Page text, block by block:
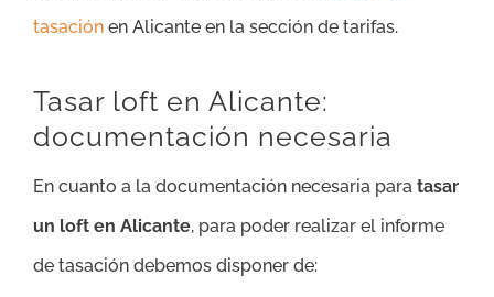
tasación en Alicante en la sección de tarifas.
Tasar loft en Alicante:
documentación necesaria
En cuanto a la documentación necesaria para tasar
un loft en Alicante, para poder realizar el informe
de tasación debemos disponer de: